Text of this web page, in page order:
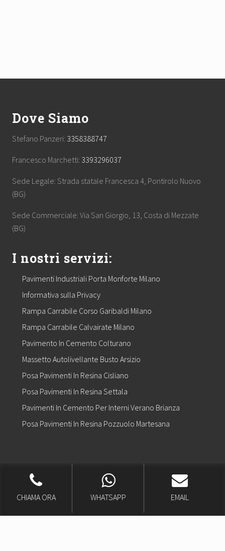
Dove Siamo
Stefano Panzeri: 3358388747
Francesco Marchetti: 3393296037
Sede Legale: Strada statale Francesca 4, Pontirolo Nuovo
(BG)
Sede Commerciale: Via San Giorgio, 13, Costa di Mezzate
(BG)
I nostri servizi:
Pavimenti Industriali Porta Monforte Milano
Informativa sulla Privacy
Rampa Carrabile Corso Garibaldi Milano
Rampa Carrabile Calvairate Milano
Pavimento In Cemento Colturano
Massetto Autolivellante Busto Arsizio
Posa Pavimenti In Resina Cisliano
Posa Pavimenti In Resina Settala
Pavimenti In Cemento Per Interni Verano Brianza
Posa Pavimenti In Resina Pozzuolo Martesana
Copyright © 2026 | Realizzazione Siti Web
Solution Group
Communication
CHIAMA ORA WHATSAPP EMAIL